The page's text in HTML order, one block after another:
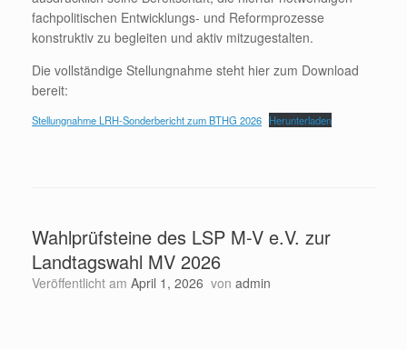
fachpolitischen Entwicklungs- und Reformprozesse
konstruktiv zu begleiten und aktiv mitzugestalten.
Die vollständige Stellungnahme steht hier zum Download
bereit:
Stellungnahme LRH-Sonderbericht zum BTHG 2026 Herunterladen
Wahlprüfsteine des LSP M-V e.V. zur
Landtagswahl MV 2026
Veröffentlicht am April 1, 2026 von admin